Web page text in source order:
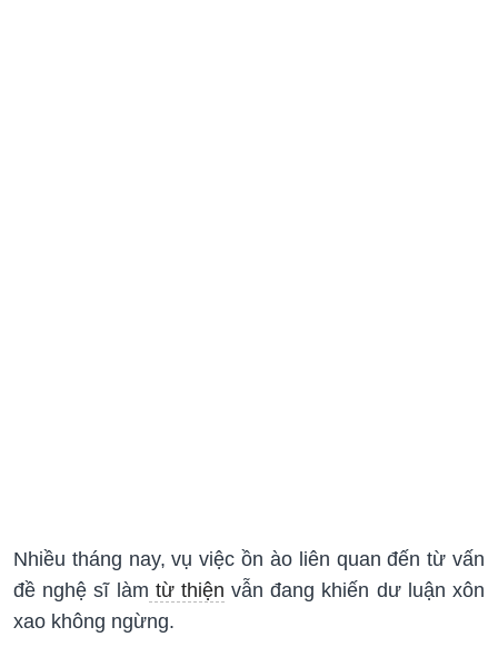
Nhiều tháng nay, vụ việc ồn ào liên quan đến từ vấn
đề nghệ sĩ làm từ thiện vẫn đang khiến dư luận xôn
xao không ngừng.